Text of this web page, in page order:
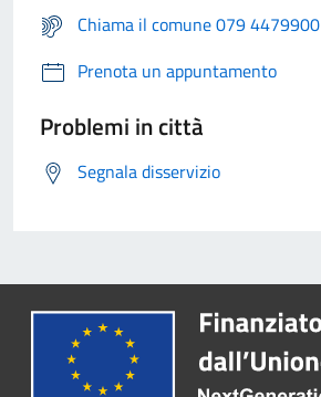
Chiama il comune 079 4479900
Prenota un appuntamento
Problemi in città
Segnala disservizio